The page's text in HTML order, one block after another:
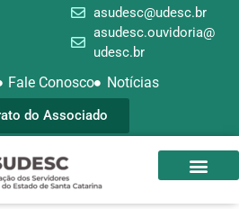
asudesc@udesc.br
asudesc.ouvidoria@
udesc.br
Fale Conosco Notícias
do Associado